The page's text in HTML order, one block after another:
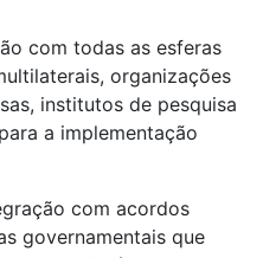
com todas as esferas
organizações
institutos de pesquisa
a implementação
com acordos
governamentais que